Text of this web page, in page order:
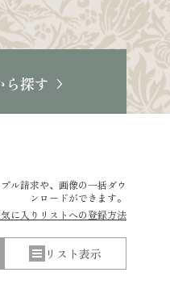
ら探す
ル請求や、 画像の一括ダウ
ンロードができます。
に入りリストへの登録方法
リスト表示